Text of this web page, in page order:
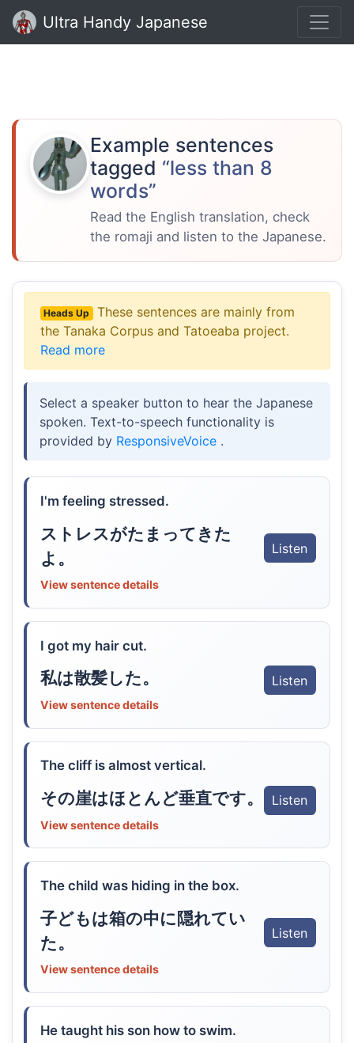
Ultra Handy Japanese
Example sentences
tagged “less than 8
words”
Read the English translation, check
the romaji and listen to the Japanese.
Heads Up
These sentences are mainly from
the Tanaka Corpus and Tatoeaba project.
Read more
Select a speaker button to hear the Japanese
spoken. Text-to-speech functionality is
provided by ResponsiveVoice .
I'm feeling stressed.
ストレスがたまってきた
よ。
Listen
View sentence details
I got my hair cut.
私は散髪した。 Listen
View sentence details
The cliff is almost vertical.
その崖はほとんど垂直です。 Listen
View sentence details
The child was hiding in the box.
子どもは箱の中に隠れてい
た。
Listen
View sentence details
He taught his son how to swim.